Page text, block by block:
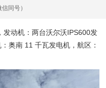
同号）
动机：两台沃尔沃IPS600发
奥南 11 千瓦发电机，航区：